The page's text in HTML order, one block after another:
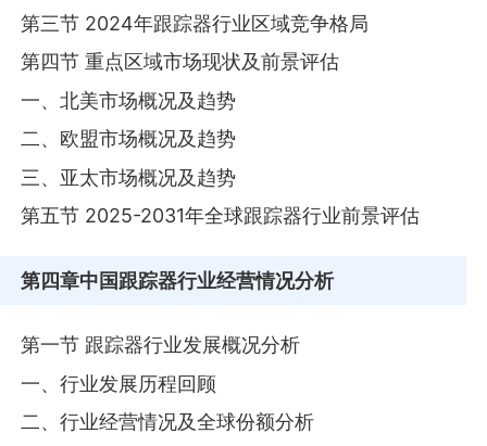
第三节 2024年跟踪器行业区域竞争格局
第四节 重点区域市场现状及前景评估
一、北美市场概况及趋势
二、欧盟市场概况及趋势
三、亚太市场概况及趋势
第五节 2025-2031年全球跟踪器行业前景评估
第四章中国跟踪器行业经营情况分析
第一节 跟踪器行业发展概况分析
一、行业发展历程回顾
二、行业经营情况及全球份额分析